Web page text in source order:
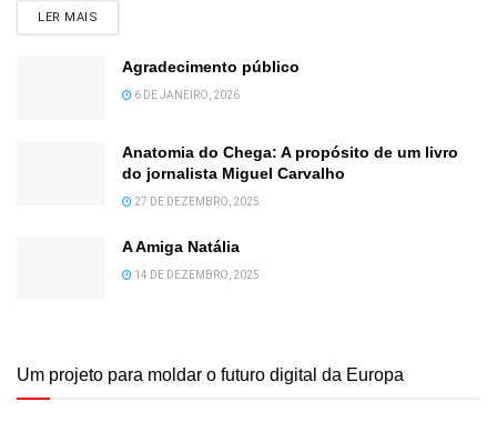
LER MAIS
Agradecimento público
6 DE JANEIRO, 2026
Anatomia do Chega: A propósito de um livro
do jornalista Miguel Carvalho
27 DE DEZEMBRO, 2025
A Amiga Natália
14 DE DEZEMBRO, 2025
Um projeto para moldar o futuro digital da Europa